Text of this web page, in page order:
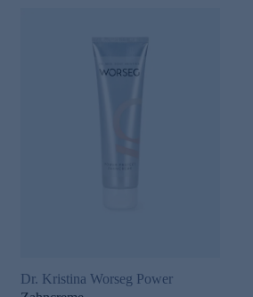
Dr. Kristina Worseg Power